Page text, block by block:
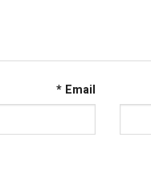
Email
*